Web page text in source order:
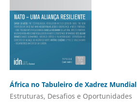
África no Tabuleiro de Xadrez Mundial
Estruturas, Desafios e Oportunidades